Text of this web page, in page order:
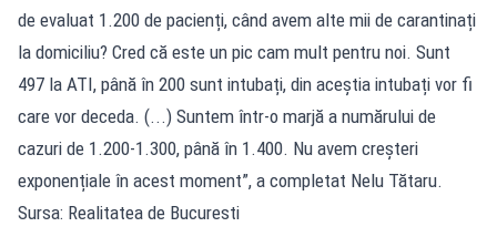
de evaluat 1.200 de pacienți, când avem alte mii de carantinați
la domiciliu? Cred că este un pic cam mult pentru noi. Sunt
497 la ATI, până în 200 sunt intubați, din aceștia intubați vor fi
care vor deceda. (...) Suntem într-o marjă a numărului de
cazuri de 1.200-1.300, până în 1.400. Nu avem creșteri
exponențiale în acest moment”, a completat Nelu Tătaru.
Sursa: Realitatea de Bucuresti